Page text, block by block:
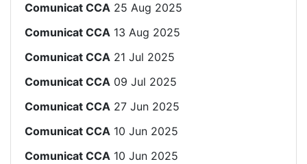
Comunicat CCA 25 Aug 2025
Comunicat CCA 13 Aug 2025
Comunicat CCA 21 Jul 2025
Comunicat CCA 09 Jul 2025
Comunicat CCA 27 Jun 2025
Comunicat CCA 10 Jun 2025
Comunicat CCA 10 Jun 2025